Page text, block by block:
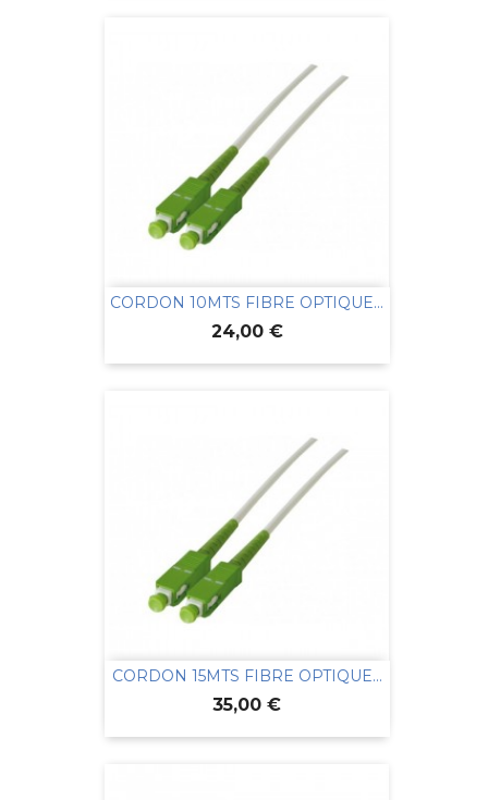
CORDON 10MTS FIBRE OPTIQUE...
Prix
24,00 €
CORDON 15MTS FIBRE OPTIQUE...
Prix
35,00 €